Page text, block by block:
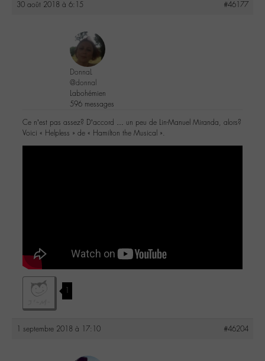
30 août 2018 à 6:15 #46177
DonnaL
@donnal
Labohémien
596 messages
Ce n’est pas assez? D’accord … un peu de Lin-Manuel Miranda, alors?
Voici « Helpless » de « Hamilton the Musical ».
1
1 septembre 2018 à 17:10 #46204